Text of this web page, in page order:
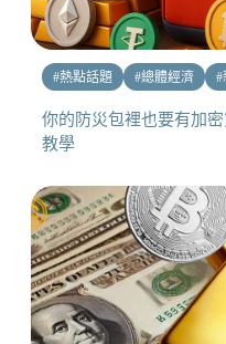
#熱點話題 #總體經濟 #
你的防災包裡也要有加
教學